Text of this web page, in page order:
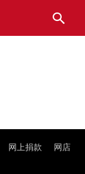
网上捐款 网店